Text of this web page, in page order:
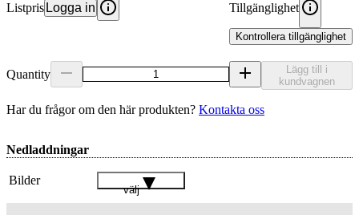
Listpris Logga in Tillgänglighet
Kontrollera tillgänglighet
Quantity
Lägg till i
kundvagnen
Har du frågor om den här produkten? Kontakta oss
Nedladdningar
Bilder
välj